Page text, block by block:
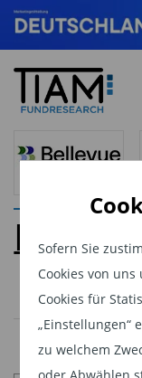
Sofern Sie
Cookies von
Cookies für
„Einstellungen“
zu welchem
High-
Trading